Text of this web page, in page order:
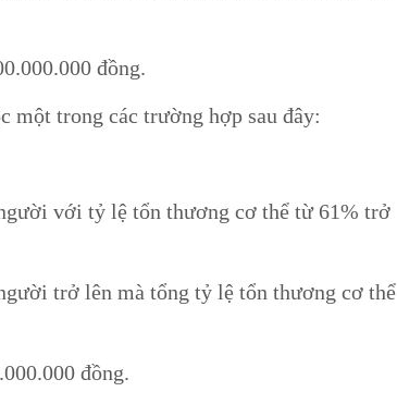
đồng.
một trong các trường hợp sau đây:
với tỷ lệ tổn thương cơ thể từ 61% trở
trở lên mà tổng tỷ lệ tổn thương cơ thể
đồng.